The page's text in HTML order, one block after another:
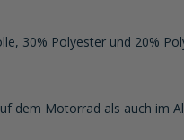
30% Polyester und 20%
dem Motorrad als auch im